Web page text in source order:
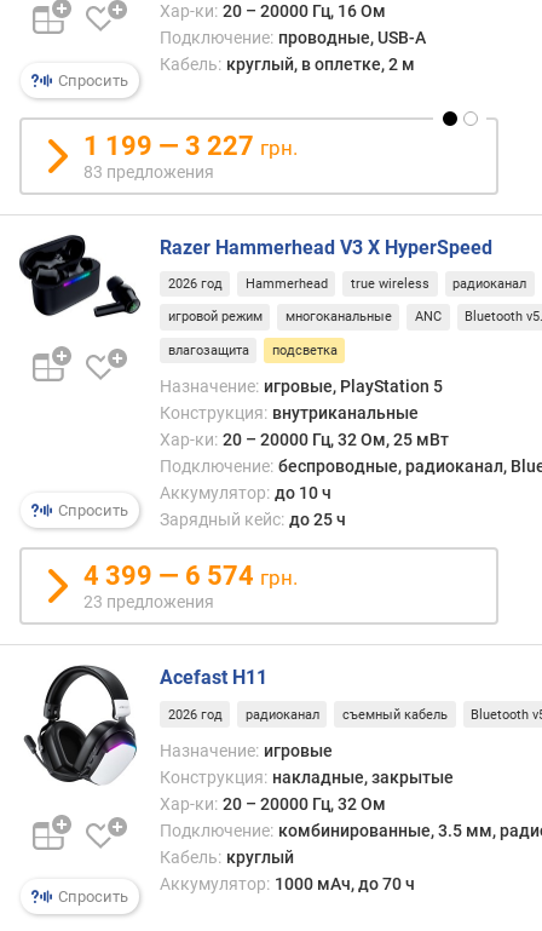
и
l
u
e
t
o
o
t
h
ш
т
е
о
д
в
о
д
к
а
б
е
л
я
д
л
н
Спросить
Хар-ки: 20 – 20000 Гц, 16 Ом
Подключение: проводные, USB-A
Кабель: круглый, в оплетке, 2 м
1 199 — 3 227 грн.
83 предложения
Спросить
Razer Hammerhead V3 X HyperSpeed
2026 год Hammerhead true wireless радиоканал
игровой режим многоканальные ANC Bluetooth
влагозащита подсветка
Назначение: игровые, PlayStation 5
Конструкция: внутриканальные
Хар-ки: 20 – 20000 Гц, 32 Ом, 25 мВт
Подключение: беспроводные, радиоканал,
Аккумулятор: до 10 ч
Зарядный кейс: до 25 ч
4 399 — 6 574 грн.
23 предложения
Спросить
Acefast H11
2026 год радиоканал съемный кабель Bluetooth
Назначение: игровые
Конструкция: накладные, закрытые
Хар-ки: 20 – 20000 Гц, 32 Ом
Подключение: комбинированные, 3.5 мм,
Кабель: круглый
Аккумулятор: 1000 мАч, до 70 ч